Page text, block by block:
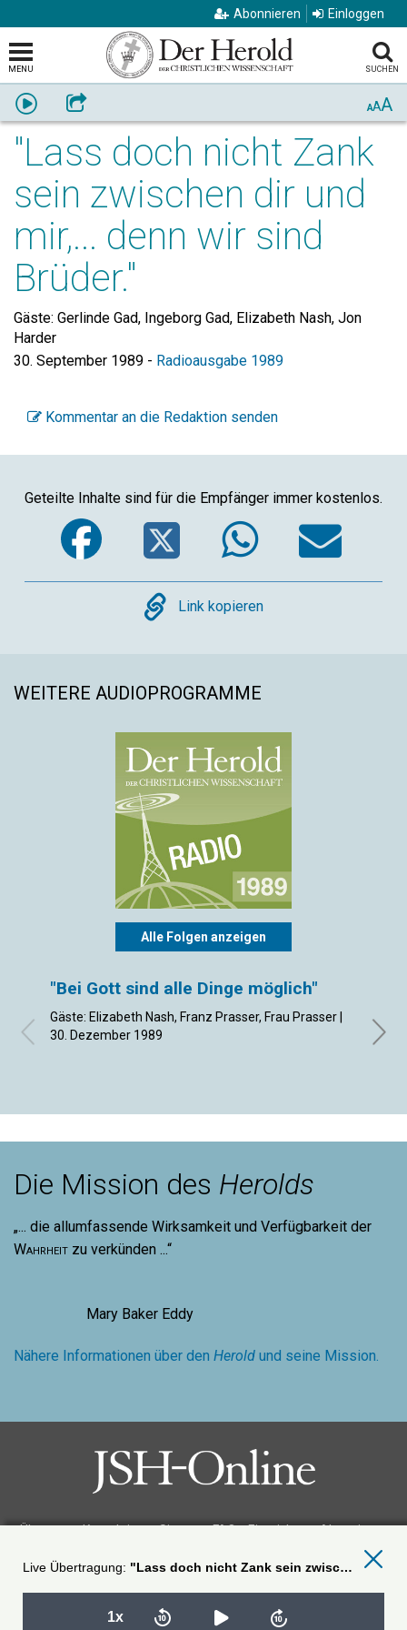
Abonnieren Einloggen
MENU SUCHEN
AnhörenWeiterempfehlen AAA
"Lass doch nicht Zank
sein zwischen dir und
mir,... denn wir sind
Brüder."
Gäste: Gerlinde Gad, Ingeborg Gad, Elizabeth Nash, Jon
Harder
30. September 1989 - Radioausgabe 1989
Kommentar an die Redaktion senden
Geteilte Inhalte sind für die Empfänger immer kostenlos.
Facebook
Twitter
Copy
Link kopieren
WEITERE AUDIOPROGRAMME
Alle Folgen anzeigen
"Bei Gott sind alle Dinge möglich"
Gäste: Elizabeth Nash, Franz Prasser, Frau Prasser |
30. Dezember 1989
Die Mission des Herolds
„... die allumfassende Wirksamkeit und Verfügbarkeit der
Wahrheit zu verkünden ...“
Mary Baker Eddy
Nähere Informationen über den Herold und seine Mission.
Über uns Kontaktieren Sie uns FAQ Einreichen
Abonnieren
Genehmigungen
Stellenangebote
JSH-Online folgen
"Lass doch nicht Zank sein zwischen dir und mir,... denn wir sind Brüder."
1x